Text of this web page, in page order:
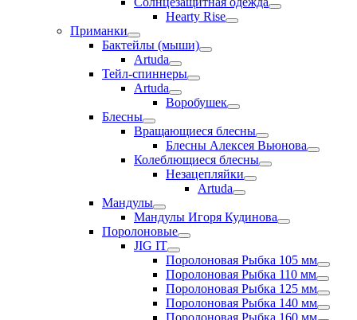
Hearty Rise
Приманки
Бактейлы (мыши)
Artuda
Тейл-спиннеры
Artuda
Воробушек
Блесны
Вращающиеся блесны
Блесны Алексея Вьюнова
Колеблющиеся блесны
Незацепляйки
Artuda
Мандулы
Мандулы Игоря Кудинова
Поролоновые
JIG IT
Поролоновая Рыбка 105 мм
Поролоновая Рыбка 110 мм
Поролоновая Рыбка 125 мм
Поролоновая Рыбка 140 мм